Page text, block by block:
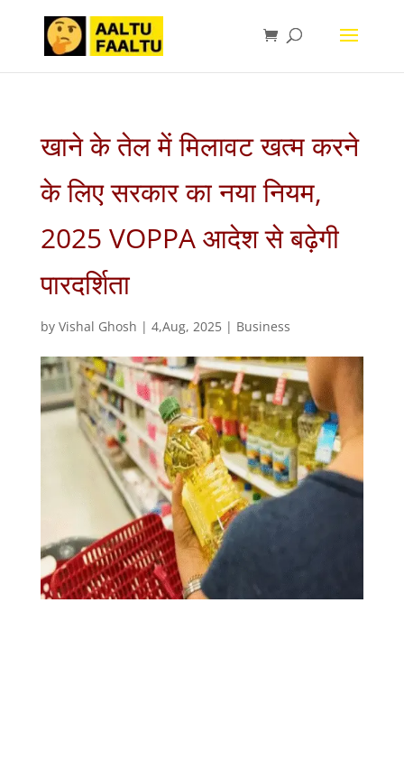
खाने के तेल में मिलावट खत्म करने
के लिए सरकार का नया नियम,
2025 VOPPA आदेश से बढ़ेगी
पारदर्शिता
by Vishal Ghosh | 4,Aug, 2025| Business